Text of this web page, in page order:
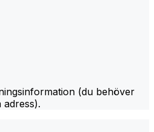
(du behöver